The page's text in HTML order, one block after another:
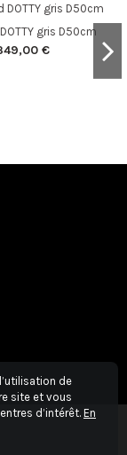
gris D50cm
€
de
site et vous
d’intérêt. En